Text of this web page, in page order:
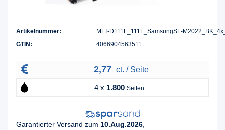
Artikelnummer:
MLT-D111L_111L_SamsungSL-
GTIN:
4066904563511
2,77 ct. / Seite
4 x 1.800 Seiten
Garantierter Versand zum 10.Aug.2026